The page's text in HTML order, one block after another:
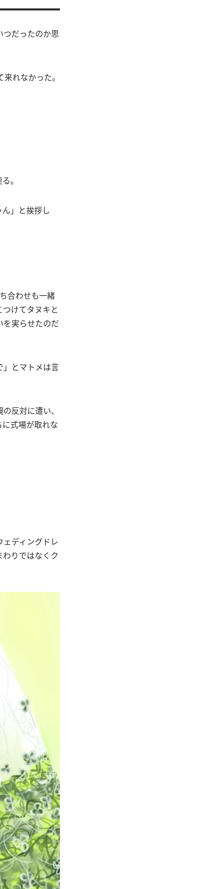
だったのか思
れなかった。
。
」と挨拶し
合わせも一緒
けてタヌキと
実らせたのだ
」とマトメは言
反対に遭い、
式場が取れな
ディングドレ
りではなくク